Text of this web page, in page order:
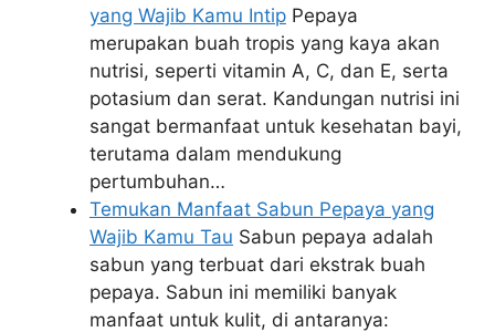
yang Wajib Kamu Intip Pepaya
merupakan buah tropis yang kaya akan
nutrisi, seperti vitamin A, C, dan E, serta
potasium dan serat. Kandungan nutrisi ini
sangat bermanfaat untuk kesehatan bayi,
terutama dalam mendukung
pertumbuhan…
Temukan Manfaat Sabun Pepaya yang
Wajib Kamu Tau Sabun pepaya adalah
sabun yang terbuat dari ekstrak buah
pepaya. Sabun ini memiliki banyak
manfaat untuk kulit, di antaranya: